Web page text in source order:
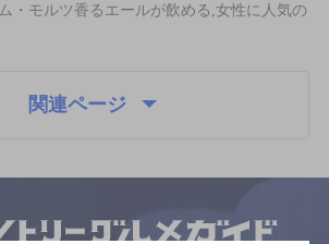
・モルツ香るエールが飲める,女性に人気の
関連ページ